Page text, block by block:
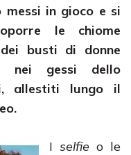
messi in gioco e si
le chiome
dei busti di donne
nei gessi dello
allestiti lungo il
I selfie o le